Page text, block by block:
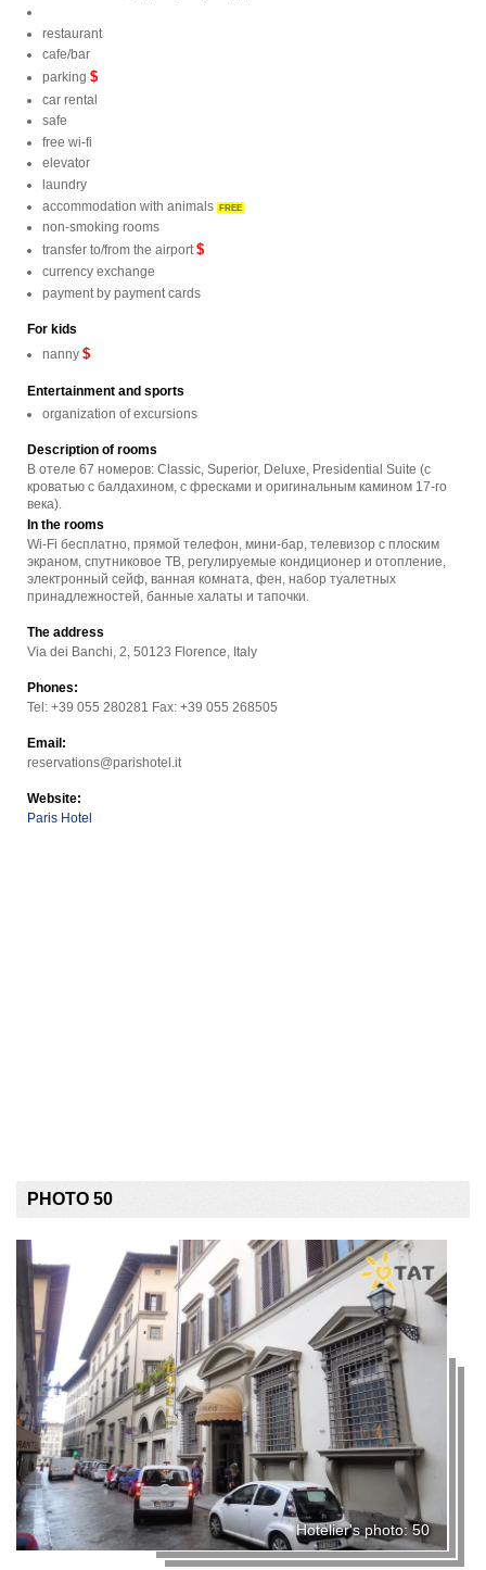
restaurant
cafe/bar
parking $
car rental
safe
free wi-fi
elevator
laundry
accommodation with animals FREE
non-smoking rooms
transfer to/from the airport$
currency exchange
payment by payment cards
For kids
nanny $
Entertainment and sports
organization of excursions
Description of rooms
В отеле 67 номеров: Classic, Superior, Deluxe, Presidential Suite (с
кроватью с балдахином, с фресками и оригинальным камином 17-го
века).
In the rooms
Wi-Fi бесплатно, прямой телефон, мини-бар, телевизор с плоским
экраном, спутниковое ТВ, регулируемые кондиционер и отопление,
электронный сейф, ванная комната, фен, набор туалетных
принадлежностей, банные халаты и тапочки.
The address
Via dei Banchi, 2, 50123 Florence, Italy
Phones:
Tel: +39 055 280281 Fax: +39 055 268505
Email:
reservations@parishotel.it
Website:
Paris Hotel
PHOTO 50
Hotelier's photo: 50